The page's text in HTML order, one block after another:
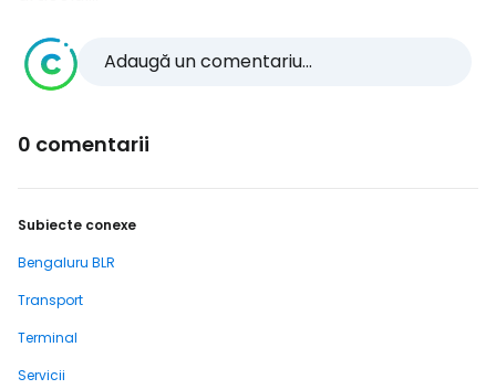
Adaugă un comentariu...
0 comentarii
Subiecte conexe
Bengaluru BLR
Transport
Terminal
Servicii